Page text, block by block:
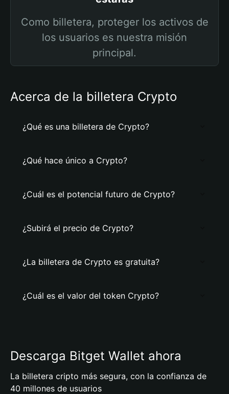
Como billetera, proteger los activos de
los usuarios es nuestra misión
principal.
Acerca de la billetera Crypto
¿Qué es una billetera de Crypto?
¿Qué hace único a Crypto?
¿Cuál es el potencial futuro de Crypto?
¿Subirá el precio de Crypto?
¿La billetera de Crypto es gratuita?
¿Cuál es el valor del token Crypto?
Descarga Bitget Wallet ahora
La billetera cripto más segura, con la confianza de
40 millones de usuarios